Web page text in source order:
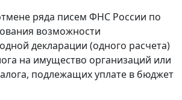
ряда писем ФНС России по
возможности
декларации (одного расчета)
на имущество организаций или
подлежащих уплате в бюджет